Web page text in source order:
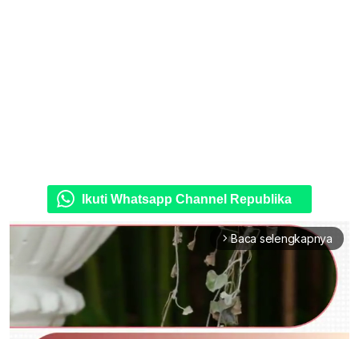
Ikuti Whatsapp Channel Republika
arrow_forward_ios Baca selengkapnya